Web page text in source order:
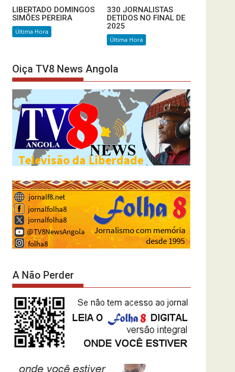
LIBERTADO DOMINGOS
SIMÕES PEREIRA
Última Hora
330 JORNALISTAS
DETIDOS NO FINAL DE
2025
Última Hora
Oiça TV8 News Angola
A Não Perder